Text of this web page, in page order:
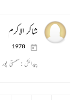
شاکر الاکرم
1978
پیدائش : سمستی پور